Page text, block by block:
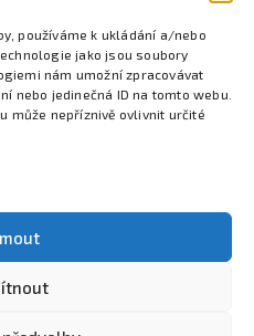
používáme k ukládání a/nebo
jako jsou soubory
nám umožní zpracovávat
nebo jedinečná ID na tomto webu.
může nepříznivě ovlivnit určité